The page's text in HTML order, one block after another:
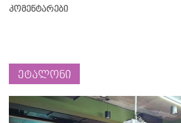
კომენტარები
ეტალონი